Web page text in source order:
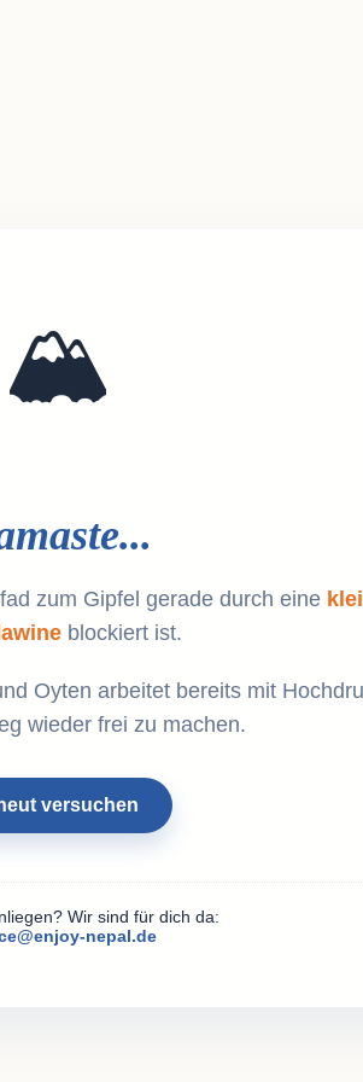
🏔️
zum Gipfel gerade durch eine
blockiert ist.
Oyten arbeitet bereits mit
wieder frei zu machen.
versuchen
Wir sind für dich da:
nepal.de